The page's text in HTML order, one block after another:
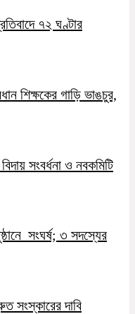
৭২ ঘণ্টার
শিক্ষকের গাড়ি ভাঙচুর,
সংবর্ধনা ও নবকমিটি
সংঘর্ষ; ৩ সদস্যের
সংস্কারের দাবি